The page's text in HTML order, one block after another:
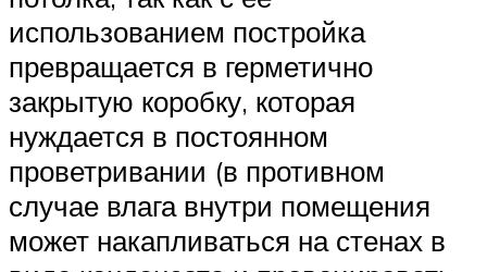
использованием постройка
превращается в герметично
закрытую коробку, которая
нуждается в постоянном
проветривании (в противном
случае влага внутри помещения
может накапливаться на стенах в